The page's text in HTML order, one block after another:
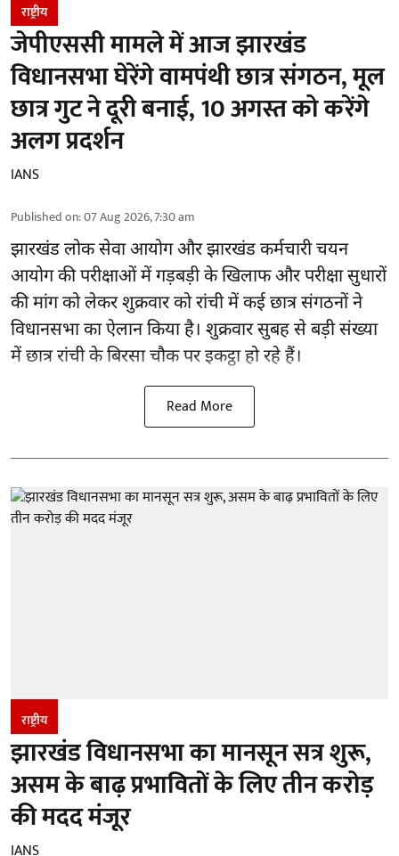
राष्ट्रीय
जेपीएससी मामले में आज झारखंड
विधानसभा घेरेंगे वामपंथी छात्र संगठन, मूल
छात्र गुट ने दूरी बनाई, 10 अगस्त को करेंगे
अलग प्रदर्शन
IANS
Published on:07 Aug 2026, 7:30 am
झारखंडलोक सेवा आयोग और झारखंड कर्मचारी चयन
आयोग की परीक्षाओं में गड़बड़ी के खिलाफ और परीक्षा सुधारों
की मांग को लेकर शुक्रवार को रांची में कई छात्र संगठनों ने
विधानसभा का ऐलान किया है। शुक्रवार सुबह से बड़ी संख्या
में छात्र रांची के बिरसा चौक पर इकट्ठा हो रहे हैं।
Read More
राष्ट्रीय
झारखंड विधानसभा का मानसून सत्र शुरू,
असम के बाढ़ प्रभावितों के लिए तीन करोड़
की मदद मंजूर